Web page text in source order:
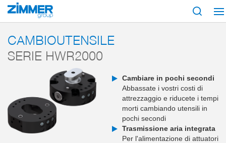
Inizio Prodotti Serie
CAMBIOUTENSILE
SERIE HWR2000
Cambiare in pochi secondi
Abbassate i vostri costi di
attrezzaggio e riducete i tempi
morti cambiando utensili in
pochi secondi
Trasmissione aria integrata
Per l'alimentazione di attuatori